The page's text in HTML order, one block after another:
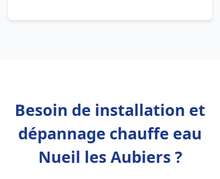
Besoin de installation et
dépannage chauffe eau
Nueil les Aubiers ?